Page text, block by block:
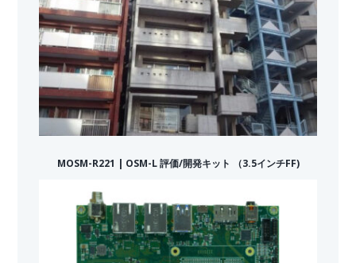
MOSM-R221 | OSM-L 評価/開発キット （3.5インチFF)